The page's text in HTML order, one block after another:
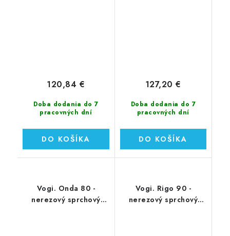
Doba dodania do 7
pracovných dní
120,84 €
DO KOŠÍKA
Doba dodania do 7
pracovných dní
127,20 €
DO KOŠÍKA
Vogi. Onda 80 -
nerezový sprchový
Vogi. Rigo 90 -
nerezový sprchový